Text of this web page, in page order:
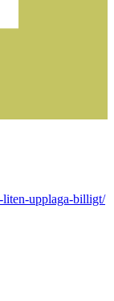
liten-upplaga-billigt/